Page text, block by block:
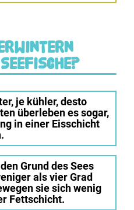
je kühler, desto
überleben es sogar,
in einer Eisschicht
Grund des Sees
als vier Grad
sie sich wenig
Fettschicht.